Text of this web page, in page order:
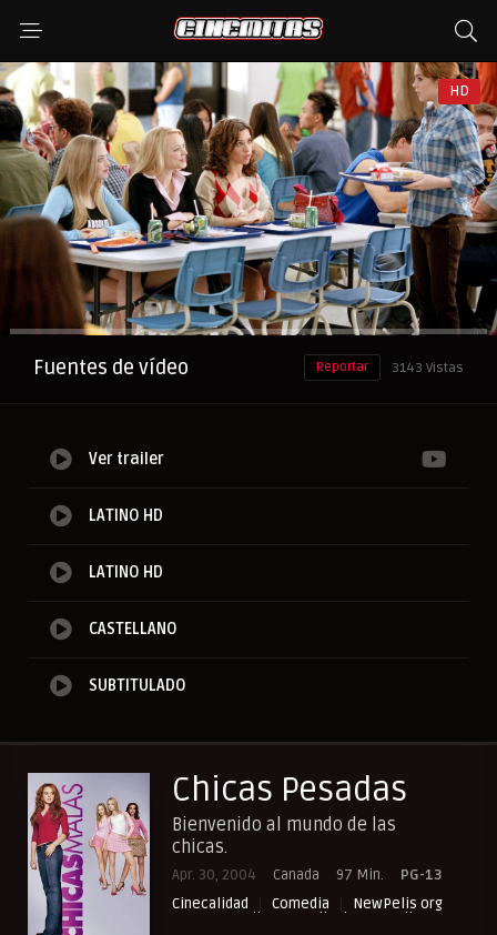
HD
Anuncio
Fuentes de vídeo 3143 Vistas
Reportar
Ver trailer
LATINO HD
LATINO HD
CASTELLANO
SUBTITULADO
Chicas Pesadas
Bienvenido al mundo de las
chicas.
Apr. 30, 2004 Canada 97 Min.
PG-13
Cinecalidad
Comedia
NewPelis org
Paraveronline
Peliculas Castellano